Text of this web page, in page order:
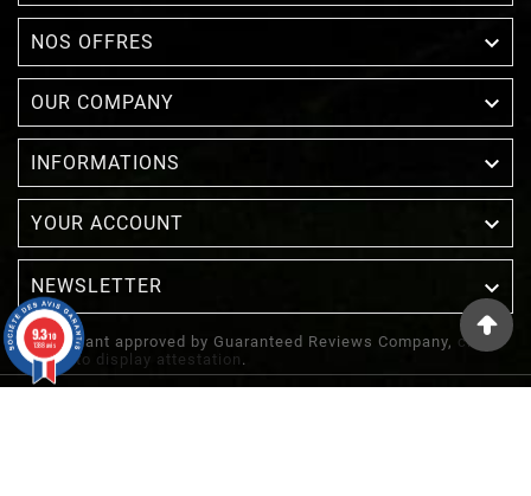
NOS OFFRES 
OUR COMPANY 
INFORMATIONS 
YOUR ACCOUNT 
NEWSLETTER 
Merchant approved by Guaranteed Reviews Company, clic
here to display attestation .
9.3/10
1388 avis